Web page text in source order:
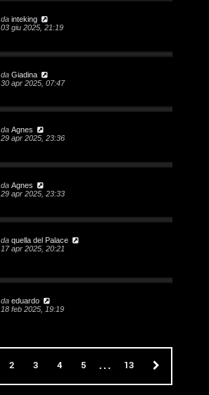
da inteking
03 giu 2025, 21:19
da Giadina
30 apr 2025, 07:47
da Agnes
29 apr 2025, 23:36
da Agnes
29 apr 2025, 23:33
da quella del Palace
17 apr 2025, 20:21
da eduardo
18 feb 2025, 19:19
di
2 3 4 5 … 13